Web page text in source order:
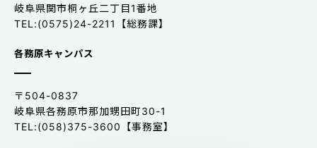
岐阜県関市桐ヶ丘二丁目1番地
TEL:(0575)24-2211【総務課】
各務原キャンパス
〒504-0837
岐阜県各務原市那加甥田町30-1
TEL:(058)375-3600【事務室】